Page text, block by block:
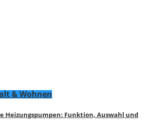
& Wohnen
Heizungspumpen: Funktion, Auswahl und